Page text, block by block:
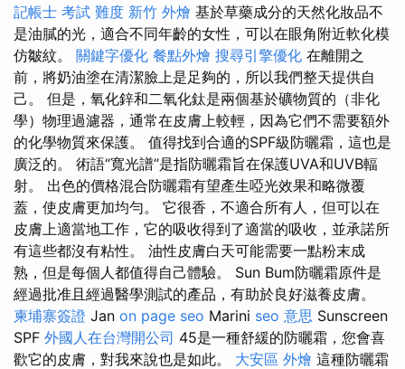
記帳士 考試 難度 新竹 外燴 基於草藥成分的天然化妝品不
是油膩的光，適合不同年齡的女性，可以在眼角附近軟化模
仿皺紋。 關鍵字優化 餐點外燴 搜尋引擎優化 在離開之
前，將奶油塗在清潔臉上是足夠的，所以我們整天提供自
己。 但是，氧化鋅和二氧化鈦是兩個基於礦物質的（非化
學）物理過濾器，通常在皮膚上較輕，因為它們不需要額外
的化學物質來保護。 值得找到合適的SPF級防曬霜，這也是
廣泛的。 術語“寬光譜”是指防曬霜旨在保護UVA和UVB輻
射。 出色的價格混合防曬霜有望產生啞光效果和略微覆
蓋，使皮膚更加均勻。 它很香，不適合所有人，但可以在
皮膚上適當地工作，它的吸收得到了適當的吸收，並承諾所
有這些都沒有粘性。 油性皮膚白天可能需要一點粉末成
熟，但是每個人都值得自己體驗。 Sun Bum防曬霜原件是
經過批准且經過醫學測試的產品，有助於良好滋養皮膚。
柬埔寨簽證 Jan on page seo Marini seo 意思 Sunscreen
SPF 外國人在台灣開公司 45是一種舒緩的防曬霜，您會喜
歡它的皮膚，對我來說也是如此。 大安區 外燴 這種防曬霜